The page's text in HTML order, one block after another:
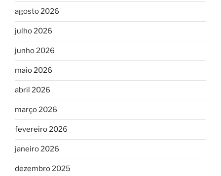
agosto 2026
julho 2026
junho 2026
maio 2026
abril 2026
março 2026
fevereiro 2026
janeiro 2026
dezembro 2025